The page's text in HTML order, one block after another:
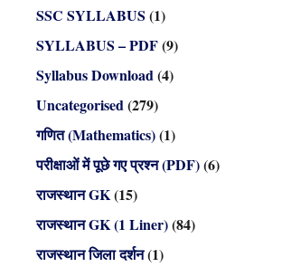
SSC SYLLABUS (1)
SYLLABUS – PDF(9)
Syllabus Download(4)
Uncategorised(279)
गणित (Mathematics)(1)
परीक्षाओं में पूछे गए प्रश्न (PDF)(6)
राजस्थान GK(15)
राजस्थान GK (1 Liner)(84)
राजस्थान जिला दर्शन(1)